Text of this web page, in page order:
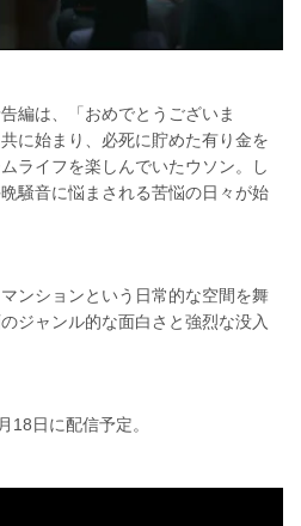
編は、「おめでとうございま
に始まり、必死に貯めた有り金を
ライフを楽しんでいたウソン。し
騒音に悩まされる苦悩の日々が始
ンションという日常的な空間を舞
ジャンル的な面白さと強烈な没入
18日に配信予定。